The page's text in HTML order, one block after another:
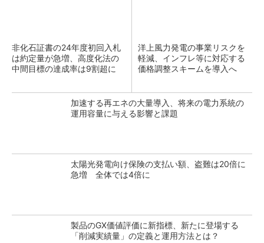
非化石証書の24年度初回入札
は約定量が急増、高度化法の
中間目標の達成率は9割超に
洋上風力発電の事業リスクを
軽減、インフレ等に対応する
価格調整スキームを導入へ
加速する再エネの大量導入、将来の電力系統の
運用容量に与える影響と課題
太陽光発電向け保険の支払い額、盗難は20倍に
急増 全体では4倍に
製品のGX価値評価に新指標、新たに登場する
「削減実績量」の定義と運用方法とは？